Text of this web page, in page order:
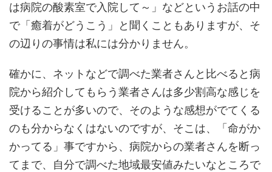
は病院の酸素室で入院して～」などというお話の中
で「癒着がどうこう」と聞くこともありますが、そ
の辺りの事情は私には分かりません。
確かに、ネットなどで調べた業者さんと比べると病
院から紹介してもらう業者さんは多少割高な感じを
受けることが多いので、そのような感想がでてくる
のも分からなくはないのですが、そこは、「命がか
かってる」事ですから、病院からの業者さんを断っ
てまで、自分で調べた地域最安値みたいなところで